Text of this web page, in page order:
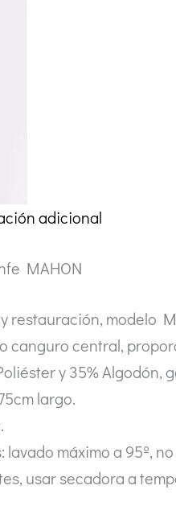
adicional
MAHON
restauración, modelo
canguro central,
y 35% Algodón,
largo.
lavado máximo a 95º,
usar secadora a